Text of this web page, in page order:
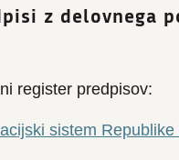
z delovnega
register predpisov:
sistem